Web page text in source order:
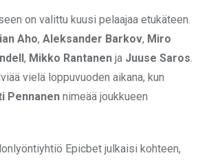
on valittu kuusi pelaajaa etukäteen.
Aho, Aleksander Barkov, Miro
, Mikko Rantanen ja Juuse Saros.
vielä loppuvuoden aikana, kun
Pennanen nimeää joukkueen
Epicbet julkaisi kohteen,